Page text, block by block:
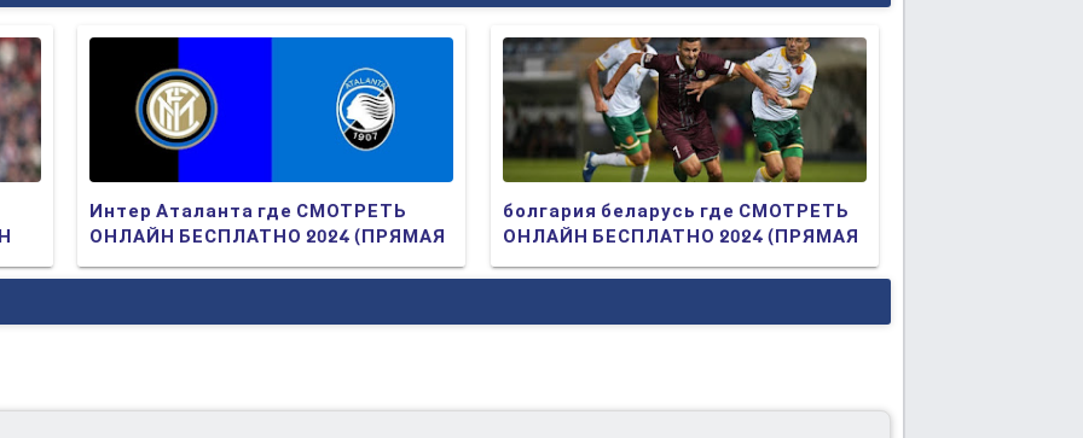
болгария беларусь где СМОТРЕТЬ
ОНЛАЙН БЕСПЛАТНО 2024 (ПРЯМАЯ
ТРАНСЛЯЦИЯ)
Интер Аталанта где СМОТРЕТЬ
ОНЛАЙН БЕСПЛАТНО 2024 (ПРЯМАЯ
ТРАНСЛЯЦИЯ)